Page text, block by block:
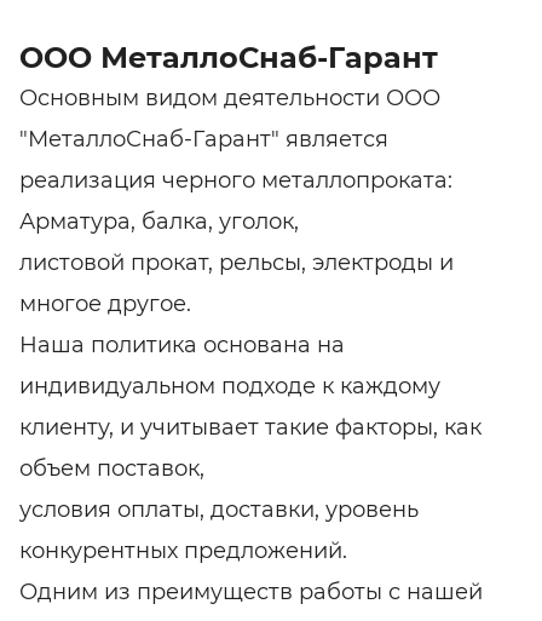
ООО МеталлоСнаб-Гарант
Основным видом деятельности ООО
"МеталлоСнаб-Гарант" является
реализация черного металлопроката:
Арматура, балка, уголок,
листовой прокат, рельсы, электроды и
многое другое.
Наша политика основана на
индивидуальном подходе к каждому
клиенту, и учитывает такие факторы, как
объем поставок,
условия оплаты, доставки, уровень
конкурентных предложений.
Одним из преимуществ работы с нашей